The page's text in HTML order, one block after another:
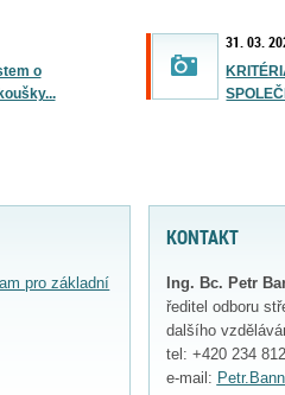
o
31. 03.
pro základní
KONTAKT
Ing. Bc. Petr
ředitel odboru
dalšího
tel: +420 234
e-mail: